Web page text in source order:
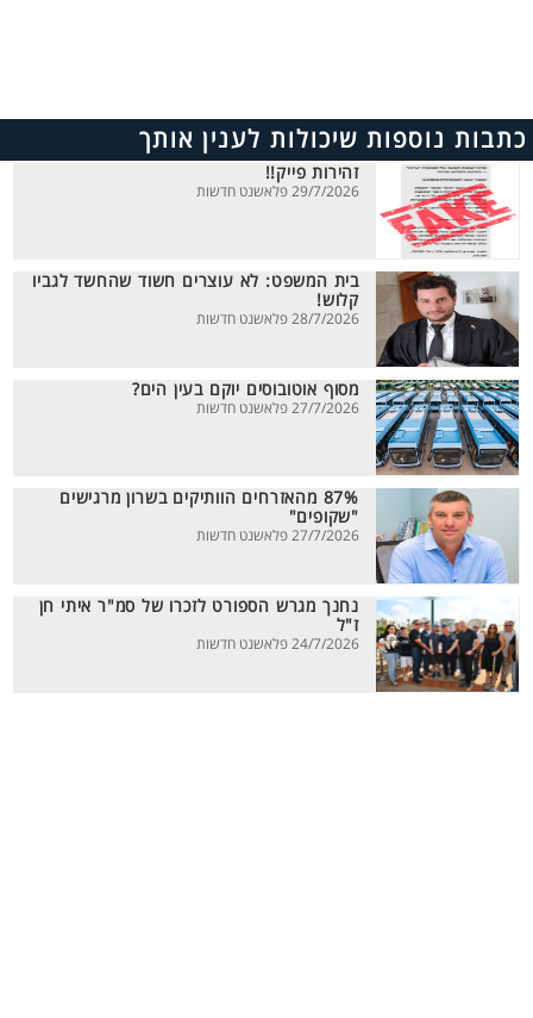
כתבות נוספות שיכולות לענין אותך
זהירות פייק!!
29/7/2026 פלאשנט חדשות
בית המשפט: לא עוצרים חשוד שהחשד לגביו
קלוש!
28/7/2026 פלאשנט חדשות
מסוף אוטובוסים יוקם בעין הים?
27/7/2026 פלאשנט חדשות
87% מהאזרחים הוותיקים בשרון מרגישים
"שקופים"
27/7/2026 פלאשנט חדשות
נחנך מגרש הספורט לזכרו של סמ"ר איתי חן
ז"ל
24/7/2026 פלאשנט חדשות